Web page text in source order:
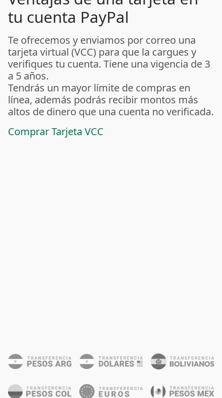
tu cuenta PayPal
Te ofrecemos y enviamos por correo una
tarjeta virtual (VCC) para que la cargues y
verifiques tu cuenta. Tiene una vigencia de 3
a 5 años.
Tendrás un mayor límite de compras en
línea, además podrás recibir montos más
altos de dinero que una cuenta no verificada.
Comprar Tarjeta VCC